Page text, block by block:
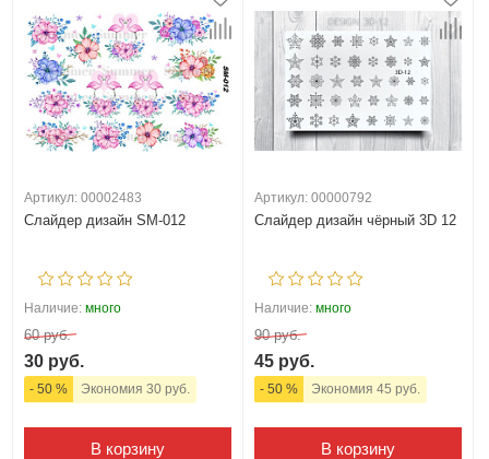
Артикул: 00002483
Слайдер дизайн SM-012
Наличие: много
60 руб.
30 руб.
- 50 % Экономия 30 руб.
В корзину
Артикул: 00000792
Слайдер дизайн чёрный 3D 12
Наличие: много
90 руб.
45 руб.
- 50 % Экономия 45 руб.
В корзину